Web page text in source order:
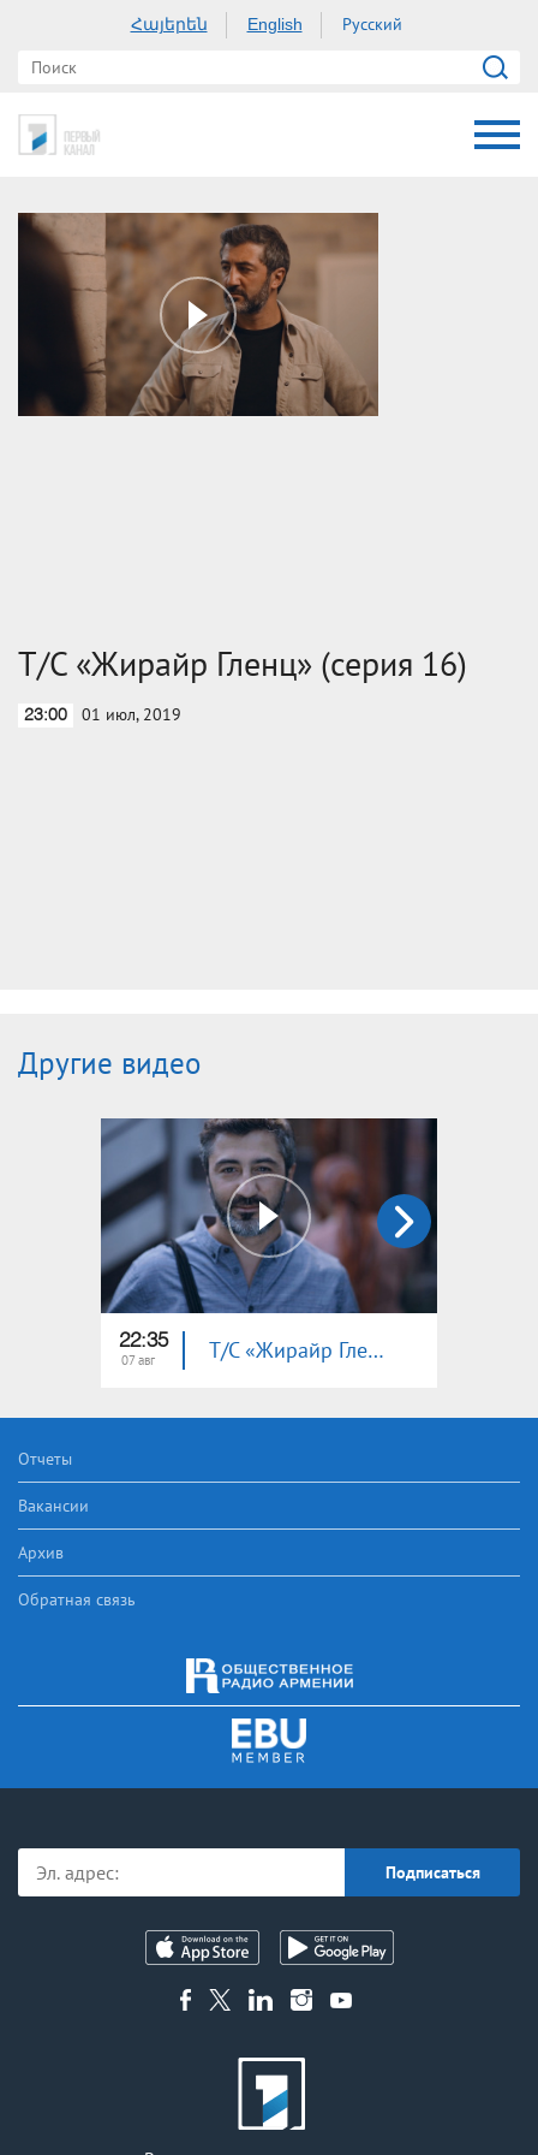
Հայերեն English Русский
Т/С «Жирайр Гленц» (серия 16)
23:00 01 июл, 2019
Другие видео
22:35
07 авг Т/С «Жирайр Гленц» (часть 32)
Отчеты
Вакансии
Архив
Обратная связь